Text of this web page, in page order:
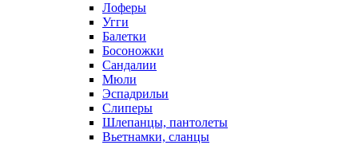
Лоферы
Угги
Балетки
Босоножки
Сандалии
Мюли
Эспадрильи
Слиперы
Шлепанцы, пантолеты
Вьетнамки, сланцы